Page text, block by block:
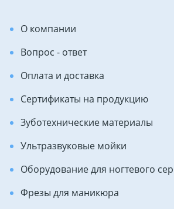
О компании
Вопрос - ответ
Оплата и доставка
Сертификаты на продукцию
Зуботехнические материалы
Ультразвуковые мойки
Оборудование для ногтевого
Фрезы для маникюра